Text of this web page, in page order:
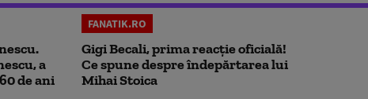
a
de ani
FANATIK.RO
Gigi Becali, prima reacție oficială!
Ce spune despre îndepărtarea lui
Mihai Stoica